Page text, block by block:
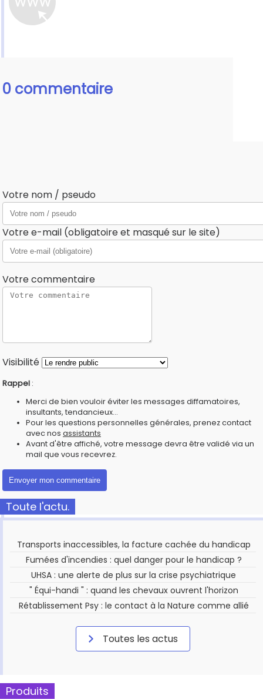
0 commentaire
Votre nom / pseudo
Votre e-mail (obligatoire et masqué sur le site)
Votre commentaire
Visibilité
Rappel :
Merci de bien vouloir éviter les messages diffamatoires,
insultants, tendancieux...
Pour les questions personnelles générales, prenez contact
avec nos assistants
Avant d'être affiché, votre message devra être validé via un
mail que vous recevrez.
Toute l'actu.
Transports inaccessibles, la facture cachée du handicap
Fumées d'incendies : quel danger pour le handicap ?
UHSA : une alerte de plus sur la crise psychiatrique
" Équi-handi " : quand les chevaux ouvrent l'horizon
Rétablissement Psy : le contact à la Nature comme allié
Toutes les actus
Produits